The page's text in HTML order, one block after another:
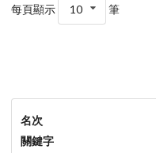
每頁顯示 10 筆
名次
關鍵字